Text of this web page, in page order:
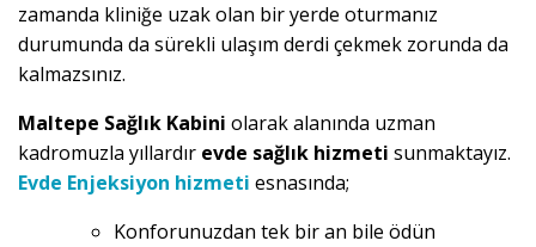
zamanda kliniğe uzak olan bir yerde oturmanız
durumunda da sürekli ulaşım derdi çekmek zorunda da
kalmazsınız.
Maltepe Sağlık Kabini olarak alanında uzman
kadromuzla yıllardır evde sağlık hizmeti sunmaktayız.
Evde Enjeksiyon hizmeti esnasında;
Konforunuzdan tek bir an bile ödün